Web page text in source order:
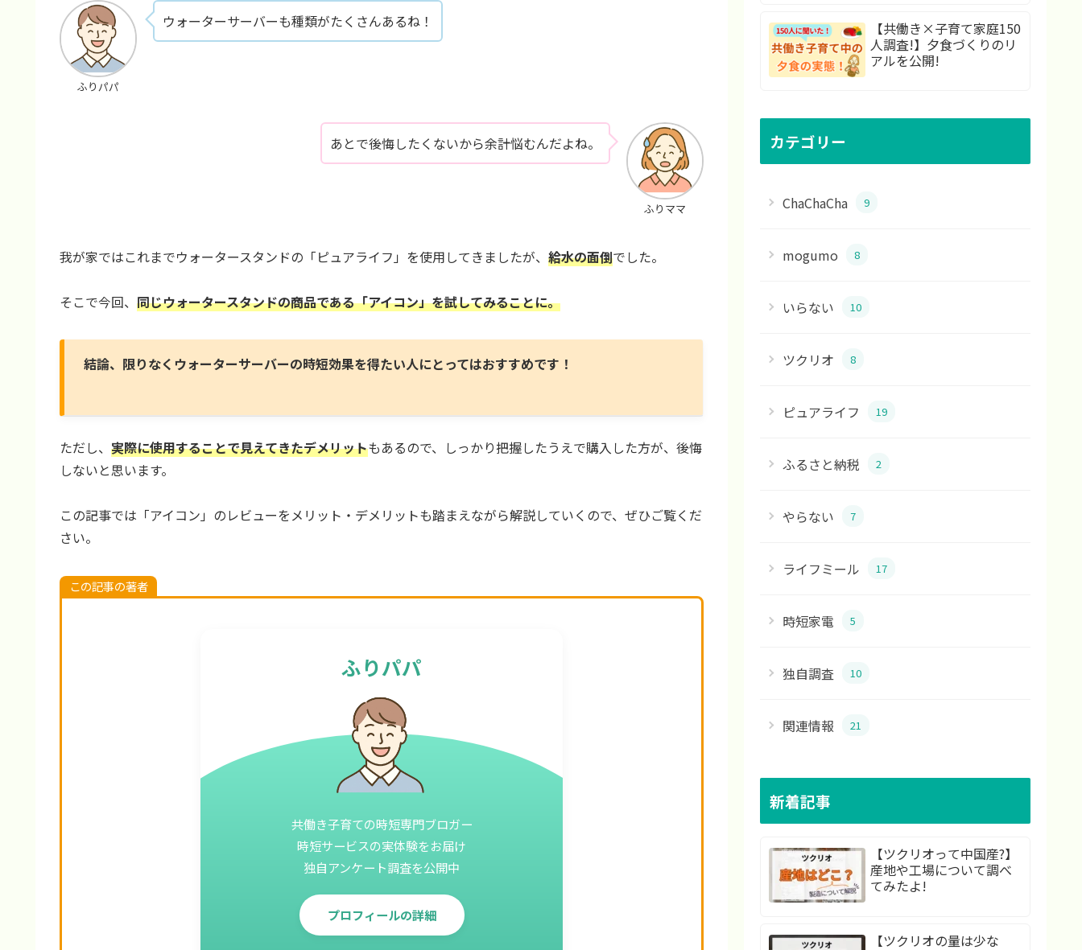
ふりパパ
ウォーターサーバーも種類がたくさんあるね！
ふりママ
あとで後悔したくないから余計悩むんだよね。
我が家ではこれまでウォータースタンドの「ピュアライフ」を使用してきましたが、 給水の面倒でした。
そこで今回、 同じウォータースタンドの商品である「アイコン」を試してみることに。
結論、限りなくウォーターサーバーの時短効果を得たい人にとってはおすすめです！
ただし、 実際に使用することで見えてきたデメリットもあるので、しっかり把握したうえで購入した方が、後悔
しないと思います。
この記事では「アイコン」のレビューをメリット・デメリットも踏まえながら解説していくので、ぜひご覧くだ
さい。
この記事の著者
ふりパパ
共働き子育ての時短専門ブロガー
時短サービスの実体験をお届け
独自アンケート調査を公開中
プロフィールの詳細
【共働き×子育て家庭150
人調査!】夕食づくりのリ
アルを公開!
カテゴリー
ChaChaCha 9
mogumo 8
いらない 10
ツクリオ 8
ピュアライフ 19
ふるさと納税 2
やらない 7
ライフミール 17
時短家電 5
独自調査 10
関連情報 21
新着記事
【ツクリオって中国産?】
産地や工場について調べ
てみたよ!
【ツクリオの量は少な